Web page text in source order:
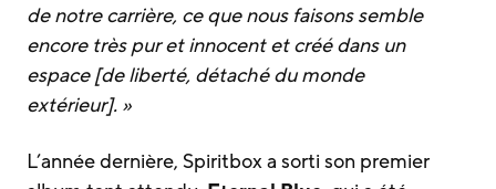
de notre carrière, ce que nous faisons semble
encore très pur et innocent et créé dans un
espace [de liberté, détaché du monde
extérieur]. »
L’année dernière, Spiritbox a sorti son premier